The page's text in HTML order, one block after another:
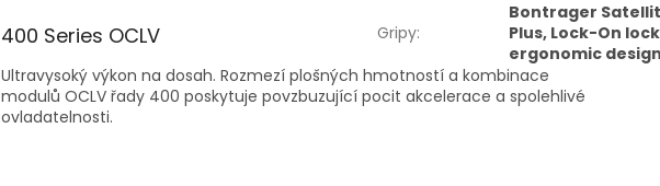
400 Series OCLV
Ultravysoký výkon na dosah. Rozmezí plošných hmotností a kombinace
modulů OCLV řady 400 poskytuje povzbuzující pocit akcelerace a spolehlivé
ovladatelnosti.
Gripy:
Bontrager
Plus, Lock-On
ergonomic design